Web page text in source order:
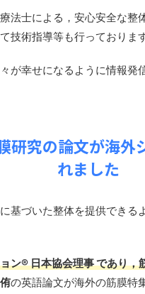
法士による，安心安全な整
技術指導等も行っております
が幸せになるように情報発
研究の論文が海外
れました
基づいた整体を提供できる
ン®︎ 日本協会理事 であり
の英語論文が海外の筋膜特